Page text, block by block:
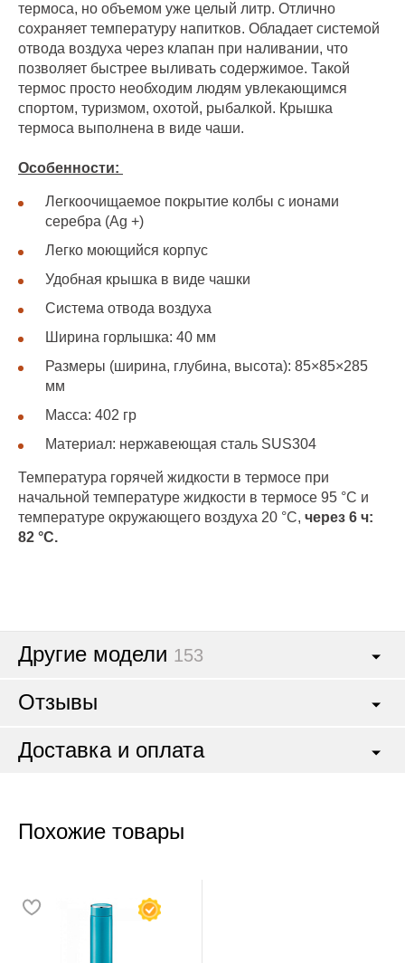
термоса, но объемом уже целый литр. Отлично
сохраняет температуру напитков. Обладает системой
отвода воздуха через клапан при наливании, что
позволяет быстрее выливать содержимое. Такой
термос просто необходим людям увлекающимся
спортом, туризмом, охотой, рыбалкой. Крышка
термоса выполнена в виде чаши.
Особенности:
Легкоочищаемое покрытие колбы с ионами
серебра (Ag +)
Легко моющийся корпус
Удобная крышка в виде чашки
Система отвода воздуха
Ширина горлышка: 40 мм
Размеры (ширина, глубина, высота): 85×85×285
мм
Масса: 402 гр
Материал: нержавеющая сталь SUS304
Температура горячей жидкости в термосе при
начальной температуре жидкости в термосе 95 °C и
температуре окружающего воздуха 20 °C, через 6 ч:
82 °C.
Другие модели 153
Отзывы
Доставка и оплата
Похожие товары